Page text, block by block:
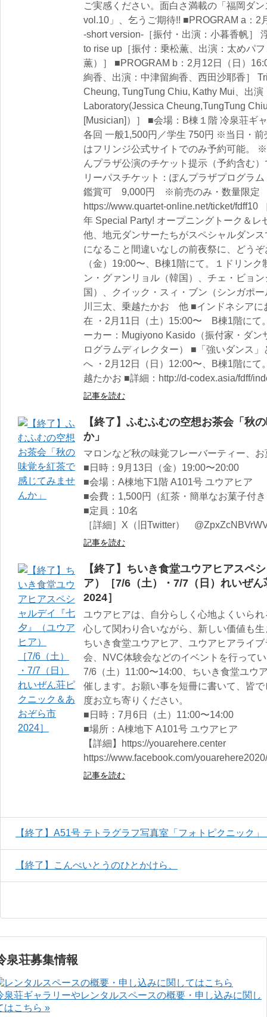
ご実感ください。面白さ満載の「福岡ダ
vol.10」、乞うご期待!! ■PROGRAM a：2
-short version-［振付・出演：小暮香帆
to rise up［振付：乗松薫、出演：太めパ
薫）］ ■PROGRAM b：2月12日（日）
絢香、出演：中津留絢香、西田沙耶香］
Cheung, TungTung Chiu, Kathy Mui、出
Laboratory(Jessica Cheung,TungTung
[Musician]）］ ■会場：B棟１階 冷泉荘ギ
各回 一般1,500円／学生 750円 ※当日・
はフリンジ公式サイトでのみ予約可能。
んプラザ公演のチケット提示（予約含む
リーパスチケット：ぽんプラザプログラ
鑑賞可 9,000円 ※前売のみ・数量限定
https://www.quartet-online.net/ticket/fdff10
年 Special Party! オープニングトーク＆レ
他、地元ダンサーたちがスペシャルダン
になること間違いなしの前夜祭に、どう
（金）19:00〜、B棟1階にて。１ドリン
ン・グァンリョル（韓国）、チェ・ビョ
国）、クイック・スィ・ブン（シンガポ
川三太、乗越たかお 他 ■インドネシアに
在 ・2月11日（土）15:00〜 B棟1階にて
ーカー：Mugiyono Kasido（振付家・ダ
ログラムディレクター） ■「強いダンス
へ ・2月12日（日）12:00〜、B棟1階にて
越たかお ■詳細：http://d-codex.asia/fdff/
記事を読む
【終了】ふむふむの空想お茶会「秋
か」
マロンなど秋の味覚フレーバーティー、
■日時：9月13日（金）19:00〜20:00
■会場：A棟地下1階 A101号 ユウアヒア
■会費：1,500円（紅茶・簡単なお菓子付
■定員：10名
［詳細］X（旧Twitter）
記事を読む
【終了】ちいき食堂ユウアヒアスペ
ア）［7/6（土）・7/7（日）れいぜ
2024］
ユウアヒアは、自分らしく心地よくいら
心して関わり合いながら、新しい価値も
ちいき食堂ユウアヒア、ユウアヒアライ
会、NVC体験会などのイベントを行って
7/6（土）11:00〜14:00、ちいき食堂ユウ
催します。お願い事を短冊に書いて、皆
度お立ち寄りください。
■日時：7月6日（土）11:00〜14:00
■場所：A棟地下 A101号 ユウアヒア
【詳細】https://youarehere.center
https://www.facebook.com/youarehere2020/
記事を読む
【終了】A51号 テトラグラフ写真室「フォトピクニック
【終了】こんぺいとうのひとかけら、
泉荘募集情報
泉荘ギャラリーやレンタルスペースの概要・申し込みに関し
はこちら »